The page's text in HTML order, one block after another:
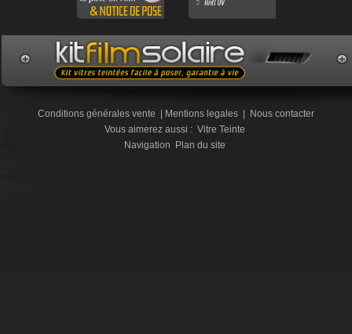
Conditions générales vente | Mentions legales | Nous contacter
Vous aimerez aussi : Vitre Teinte
Navigation Plan du site